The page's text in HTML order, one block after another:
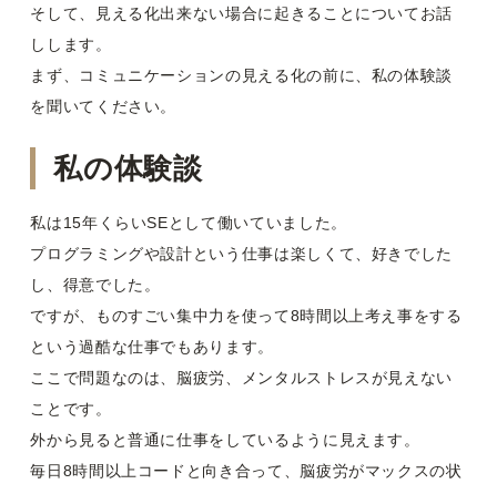
そして、見える化出来ない場合に起きることについてお話
しします。
まず、コミュニケーションの見える化の前に、私の体験談
を聞いてください。
私の体験談
私は15年くらいSEとして働いていました。
プログラミングや設計という仕事は楽しくて、好きでした
し、得意でした。
ですが、ものすごい集中力を使って8時間以上考え事をする
という過酷な仕事でもあります。
ここで問題なのは、脳疲労、メンタルストレスが見えない
ことです。
外から見ると普通に仕事をしているように見えます。
毎日8時間以上コードと向き合って、脳疲労がマックスの状